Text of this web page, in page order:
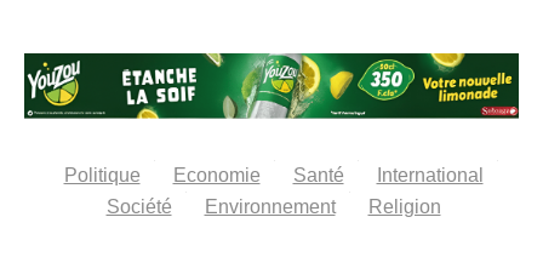
Politique Economie Santé
International
Société
Environnement Religion